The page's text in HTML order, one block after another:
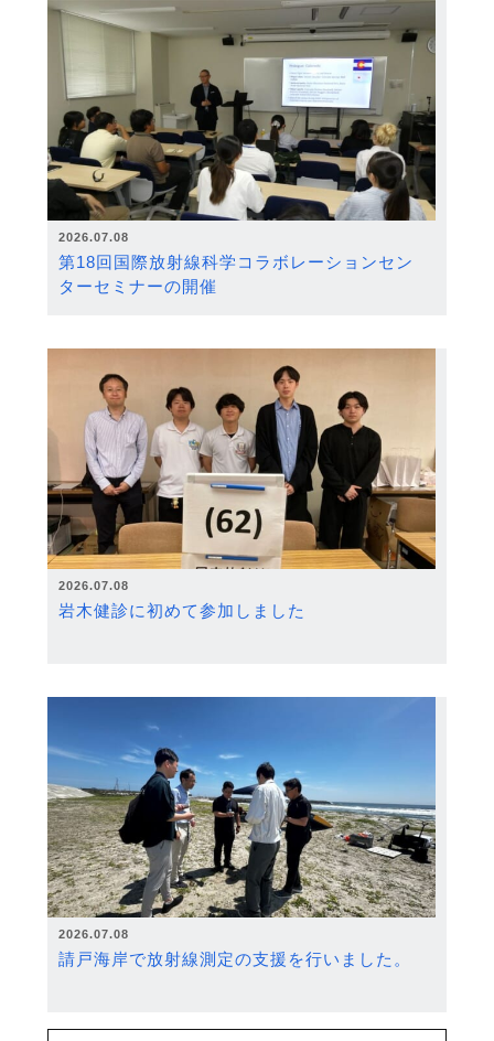
2026.07.08
第18回国際放射線科学コラボレーションセン
ターセミナーの開催
2026.07.08
岩木健診に初めて参加しました
2026.07.08
請戸海岸で放射線測定の支援を行いました。